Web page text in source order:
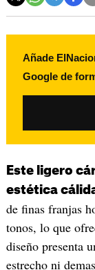
Añade
Google de
Este ligero
estética
de finas franjas
tonos, lo que
diseño presenta
estrecho ni